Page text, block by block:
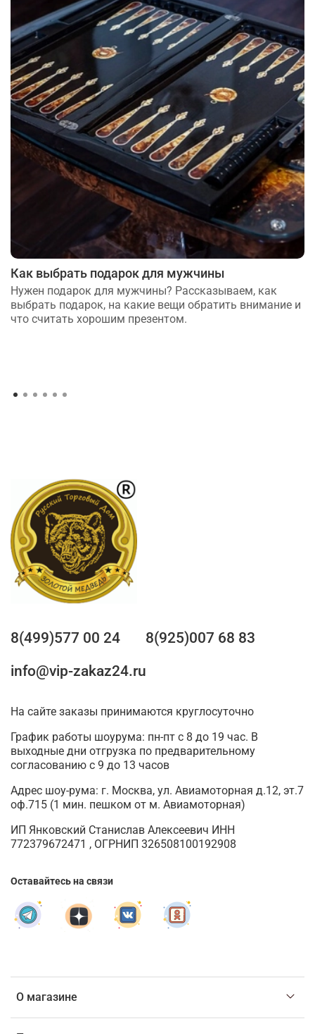
Как выбрать подарок для мужчины
Нужен подарок для мужчины? Рассказываем, как
выбрать подарок, на какие вещи обратить внимание и
что считать хорошим презентом.
О магазине
8(499)577 00 24
8(925)007 68 83
info@vip-zakaz24.ru
На сайте заказы принимаются круглосуточно
График работы шоурума: пн-пт с 8 до 19 час. В
выходные дни отгрузка по предварительному
согласованию с 9 до 13 часов
Адрес шоу-рума: г. Москва, ул. Авиамоторная д.12, эт.7
оф.715 (1 мин. пешком от м. Авиамоторная)
ИП Янковский Станислав Алексеевич ИНН
772379672471 , ОГРНИП 326508100192908
Оставайтесь на связи